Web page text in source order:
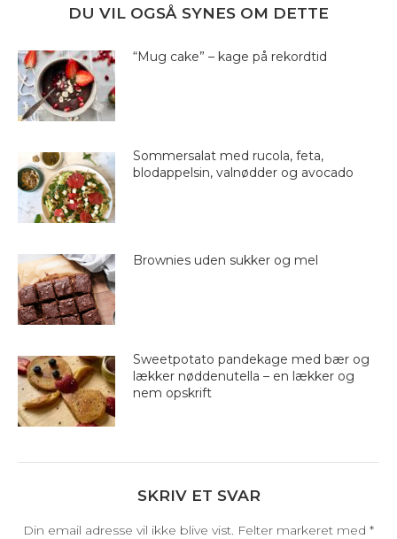
DU VIL OGSÅ SYNES OM DETTE
“Mug cake” – kage på rekordtid
Sommersalat med rucola, feta,
blodappelsin, valnødder og avocado
Brownies uden sukker og mel
Sweetpotato pandekage med bær og
lækker nøddenutella – en lækker og
nem opskrift
SKRIV ET SVAR
Din email adresse vil ikke blive vist. Felter markeret med *